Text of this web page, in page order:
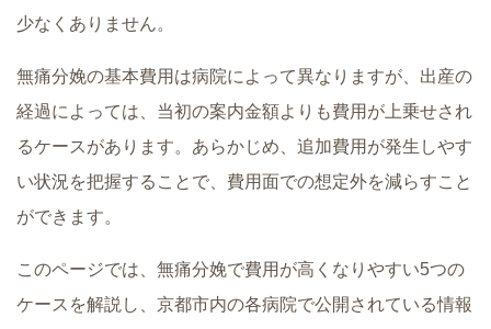
少なくありません。
無痛分娩の基本費用は病院によって異なりますが、出産の
経過によっては、当初の案内金額よりも費用が上乗せされ
るケースがあります。あらかじめ、追加費用が発生しやす
い状況を把握することで、費用面での想定外を減らすこと
ができます。
このページでは、無痛分娩で費用が高くなりやすい5つの
ケースを解説し、京都市内の各病院で公開されている情報